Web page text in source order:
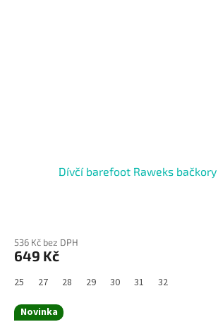
Dívčí barefoot Raweks bačkory
536 Kč bez DPH
649 Kč
25 27 28 29 30 31 32
Novinka